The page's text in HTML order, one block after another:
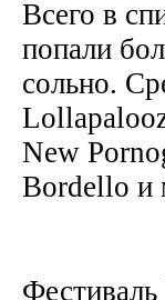
Всего в
попали
сольно.
New
Bordello и